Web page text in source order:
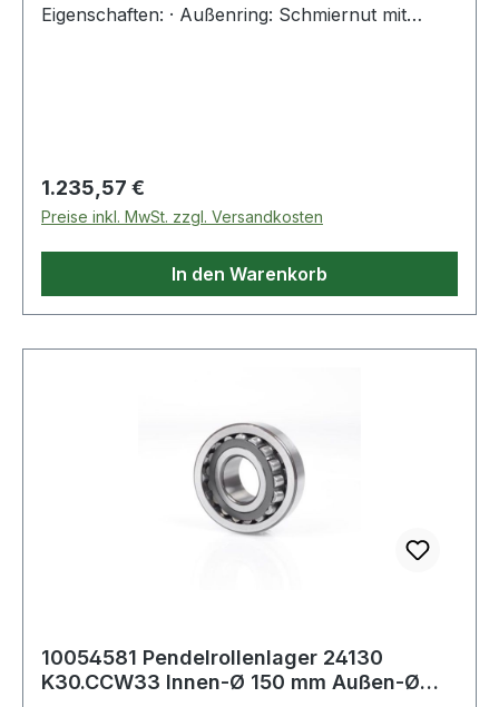
Eigenschaften: · Außenring: Schmiernut mit
Regulärer Preis:
1.235,57 €
Preise inkl. MwSt. zzgl. Versandkosten
In den Warenkorb
10054581 Pendelrollenlager 24130
K30.CCW33 Innen-Ø 150 mm Außen-Ø